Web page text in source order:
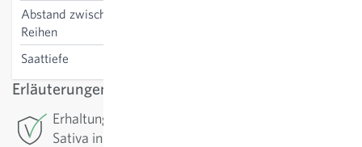
Abstand zwischen den
Reihen
Saattiefe
Erläuterungen
Erhaltungszüchtung: Für diese Sorte betreibt
Sativa in Rheinau die Erhaltungszüchtung. Um